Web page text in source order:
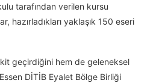
tarafından verilen kursu
hazırladıkları yaklaşık 150 eseri
geçirdiğini hem de geleneksel
DİTİB Eyalet Bölge Birliği